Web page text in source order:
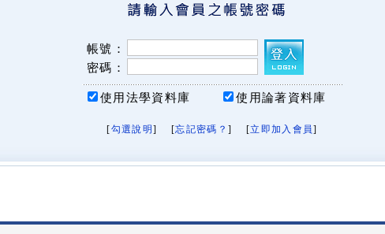
帳號：
密碼：
使用法學資料庫 使用論著資料庫
[勾選說明 ] [忘記密碼？ ] [立即加入會員]